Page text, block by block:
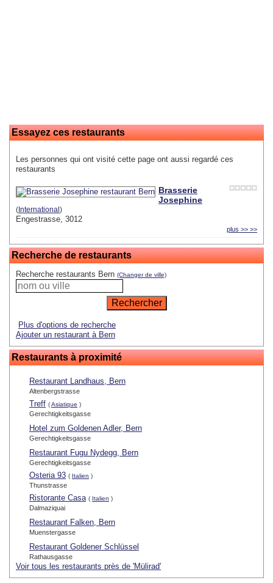
Essayez ces restaurants
Les personnes qui ont visité cette page ont aussi regardé ces
restaurants
Brasserie
Josephine
( International )
Engestrasse, 3012
plus >> >>
Recherche de restaurants
Recherche restaurants Bern (Changer de ville)
Plus d'options de recherche
Ajouter un restaurant à Bern
Restaurants à proximité
Restaurant Landhaus, Bern
Altenbergstrasse
Treff (Asiatique )
Gerechtigkeitsgasse
Hotel zum Goldenen Adler, Bern
Gerechtigkeitsgasse
Restaurant Fugu Nydegg, Bern
Gerechtigkeitsgasse
Osteria 93 ( Italien )
Thunstrasse
Ristorante Casa ( Italien )
Dalmaziquai
Restaurant Falken, Bern
Muenstergasse
Restaurant Goldener Schlüssel
Rathausgasse
Voir tous les restaurants près de 'Mülirad'